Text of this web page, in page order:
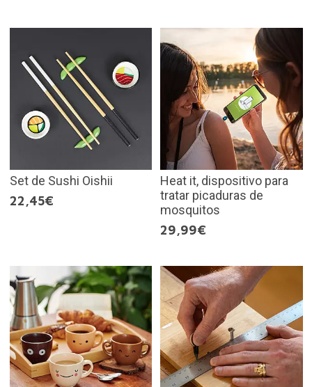
Set de Sushi Oishii
22,45€
Heat it, dispositivo para
tratar picaduras de
mosquitos
29,99€